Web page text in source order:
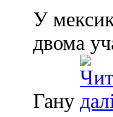
У
двома
Гану